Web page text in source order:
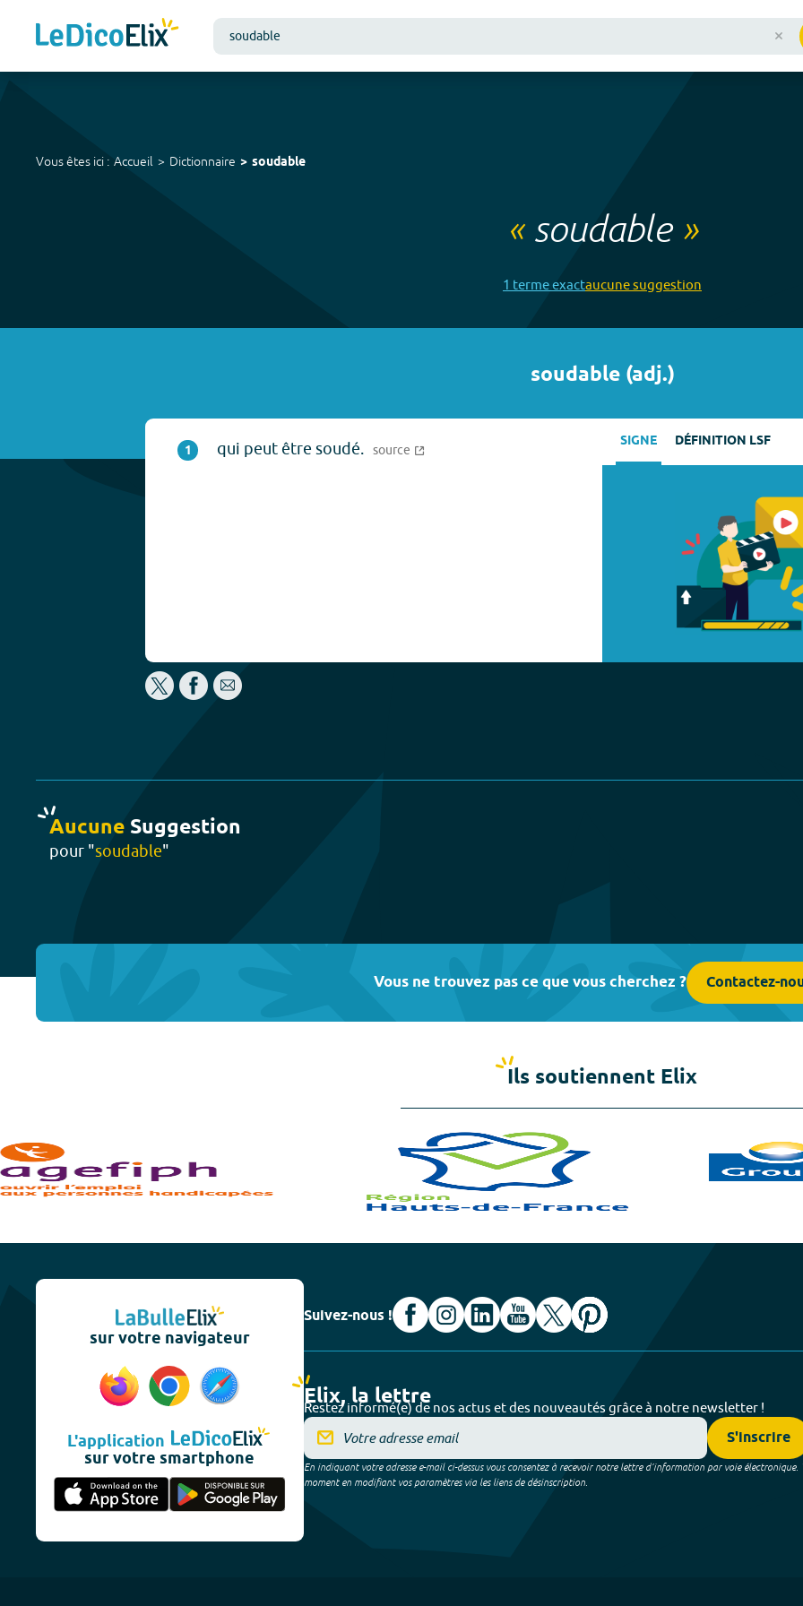
Vous êtes ici : Accueil Dictionnaire soudable
« soudable»
1 termeexactaucunesuggestion
soudable(adj.)
1 qui peut être soudé. source SIGNE DÉFINITION LSF
Aucune Suggestion
pour "soudable"
Vous ne trouvez pas ce que vous cherchez ? Contactez-
Ils soutiennent Elix
sur votre navigateur
L'application
sur votre smartphone
Suivez-nous !
Elix, la lettre
Restez informé(e) de nos actus et des nouveautés grâce à notre newsletter !
S'inscrire
En indiquant votre adresse e-mail ci-dessus vous consentez à recevoir notre lettre d’information par voie électronique.
moment en modifiant vos paramètres via les liens de désinscription.